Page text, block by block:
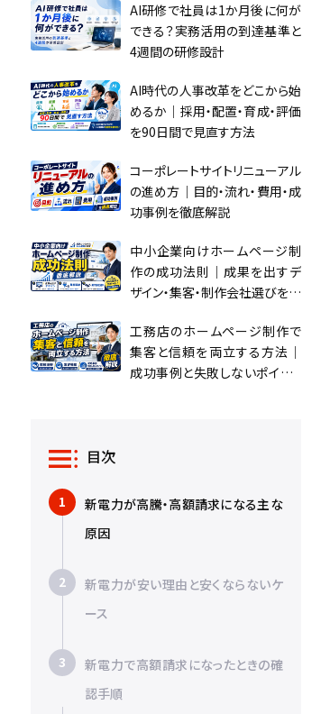
AI研修で社員は1か月後に何が
できる？実務活用の到達基準と
4週間の研修設計
AI時代の人事改革をどこから始
めるか｜採用・配置・育成・評価
を90日間で見直す方法
コーポレートサイトリニューアル
の進め方｜目的・流れ・費用・成
功事例を徹底解説
中小企業向けホームページ制
作の成功法則｜成果を出すデ
ザイン・集客・制作会社選びを徹
工務店のホームページ制作で
集客と信頼を両立する方法｜
成功事例と失敗しないポイント
目次
新電力が高騰・高額請求になる主な
原因
新電力が安い理由と安くならないケ
ース
新電力で高額請求になったときの確
認手順